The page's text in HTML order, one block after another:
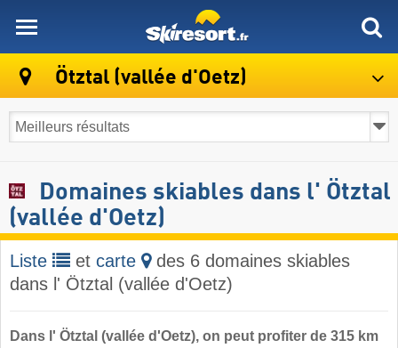
Ötztal (vallée d'Oetz)
Domaines skiables dans l' Ötztal
(vallée d'Oetz)
Liste et carte
des 6 domaines skiables
dans l' Ötztal (vallée d'Oetz)
Dans l' Ötztal (vallée d'Oetz), on peut profiter de 315 km